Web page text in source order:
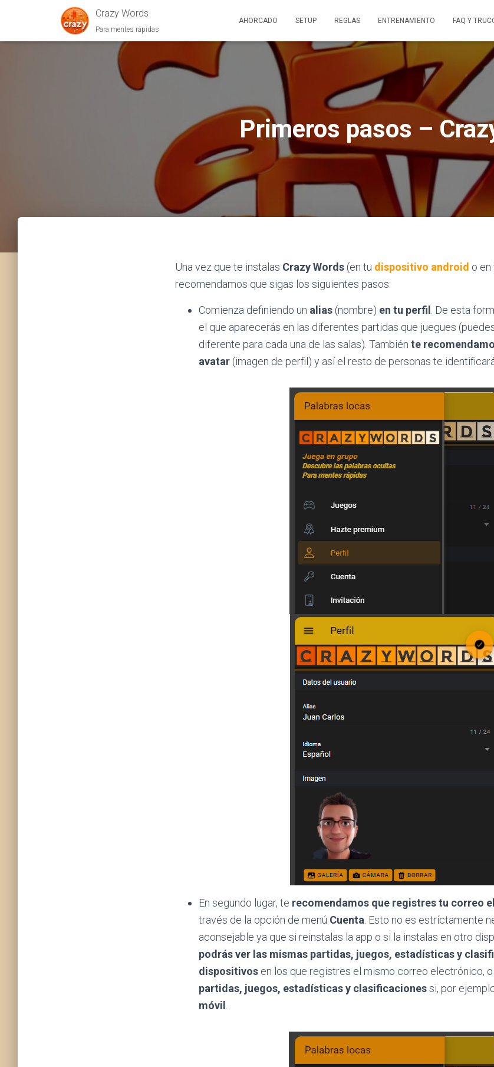
Crazy Words
Para mentes rápidas
AHORCADO SETUP REGLAS ENTRENAMIENTO FAQ Y
Primeros pasos –
Una vez que te instalas Crazy Words (en tu dispositivo android o en
recomendamos que sigas los siguientes pasos:
Comienza definiendo un alias (nombre) en tu perfil
. De esta
el que aparecerás en las diferentes partidas que juegues
diferente para cada una de las salas). También te
avatar (imagen de perfil) y así el resto de personas te
En segundo lugar, te recomendamos que registres tu correo
través de la opción de menú Cuenta . Esto no es estríctamente
aconsejable ya que si reinstalas la app o si la instalas en otro
podrás ver las mismas partidas, juegos, estadísticas y
dispositivos en los que registres el mismo correo electrónico, o
partidas, juegos, estadísticas y clasificacionessi, por
móvil